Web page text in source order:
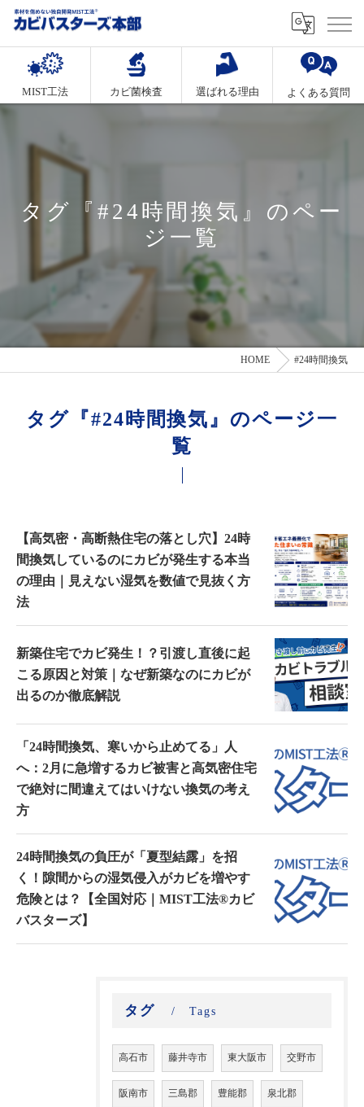
MIST工法 カビ菌検査 選ばれる理由 よくある質問
タグ『#24時間換気』のペー
ジ一覧
HOME #24時間換気
タグ『#24時間換気』のページ一
覧
【高気密・高断熱住宅の落とし穴】24時
間換気しているのにカビが発生する本当
の理由｜見えない湿気を数値で見抜く方
法
新築住宅でカビ発生！？引渡し直後に起
こる原因と対策｜なぜ新築なのにカビが
出るのか徹底解説
「24時間換気、寒いから止めてる」人
へ：2月に急増するカビ被害と高気密住宅
で絶対に間違えてはいけない換気の考え
方
24時間換気の負圧が「夏型結露」を招
く！隙間からの湿気侵入がカビを増やす
危険とは？【全国対応｜MIST工法®カビ
バスターズ】
タグ Tags
高石市 藤井寺市 東大阪市 交野市
阪南市 三島郡 豊能郡 泉北郡